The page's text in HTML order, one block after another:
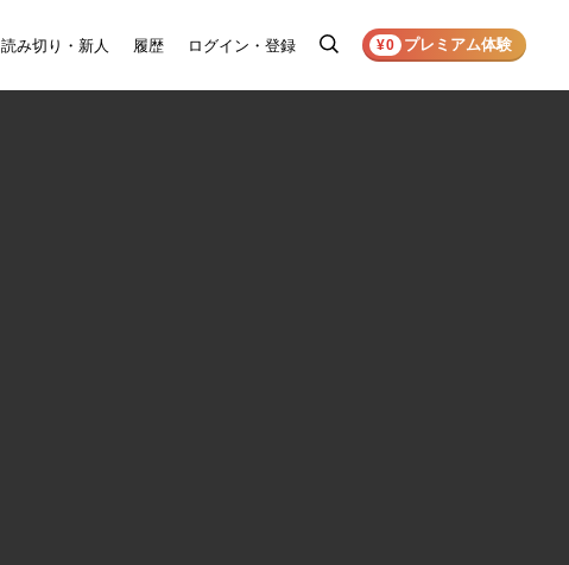
読み切り・新人 履歴 ログイン・登録
検
¥0 プレミアム体験